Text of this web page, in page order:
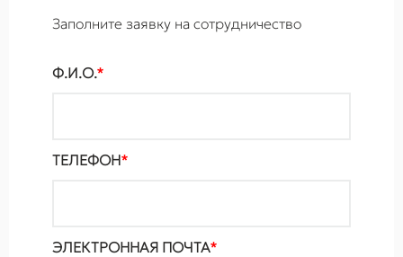
Заполните заявку на сотрудничество
Ф.И.О.*
ТЕЛЕФОН*
ЭЛЕКТРОННАЯ ПОЧТА*